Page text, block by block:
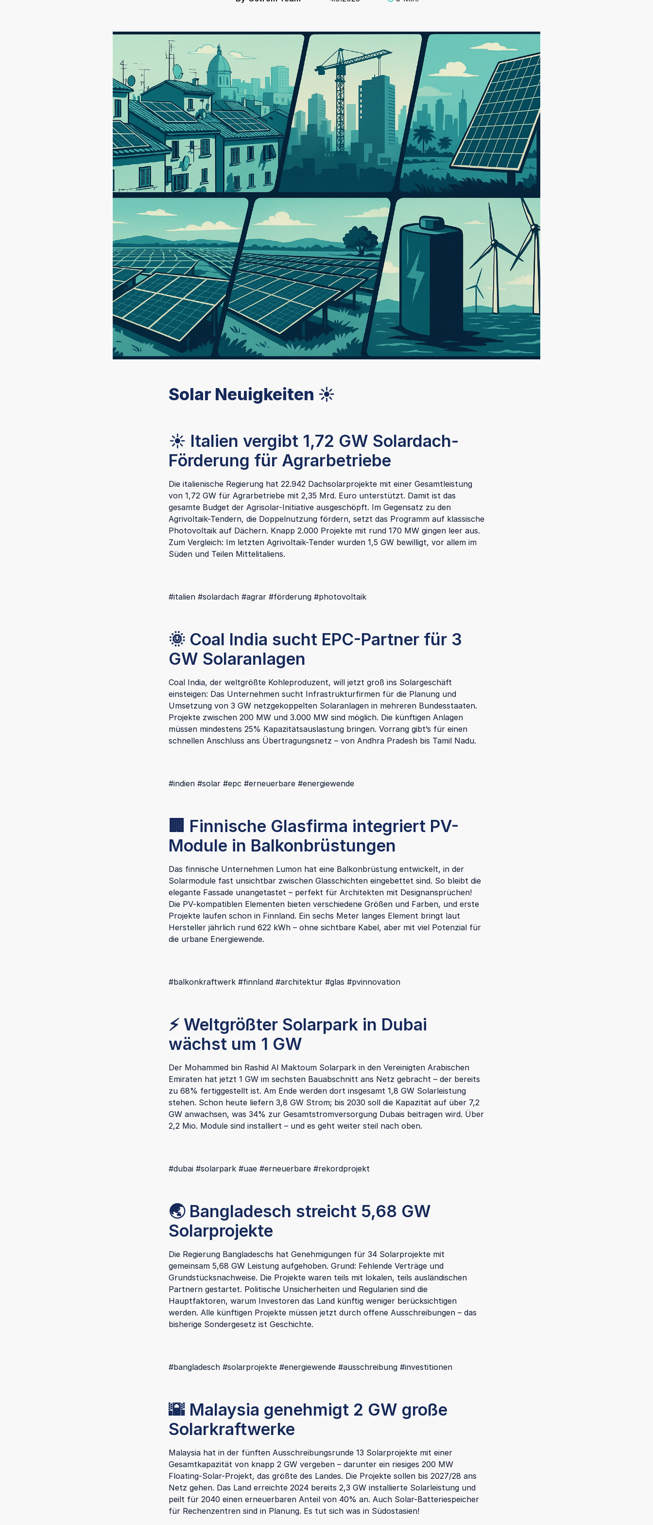
Solar Neuigkeiten ☀️
☀️ Italien vergibt 1,72 GW Solardach-
Förderung für Agrarbetriebe
Die italienische Regierung hat 22.942 Dachsolarprojekte mit einer Gesamtleistung
von 1,72 GW für Agrarbetriebe mit 2,35 Mrd. Euro unterstützt. Damit ist das
gesamte Budget der Agrisolar-Initiative ausgeschöpft. Im Gegensatz zu den
Agrivoltaik-Tendern, die Doppelnutzung fördern, setzt das Programm auf klassische
Photovoltaik auf Dächern. Knapp 2.000 Projekte mit rund 170 MW gingen leer aus.
Zum Vergleich: Im letzten Agrivoltaik-Tender wurden 1,5 GW bewilligt, vor allem im
Süden und Teilen Mittelitaliens.
#italien #solardach #agrar #förderung #photovoltaik
🌞 Coal India sucht EPC-Partner für 3
GW Solaranlagen
Coal India, der weltgrößte Kohleproduzent, will jetzt groß ins Solargeschäft
einsteigen: Das Unternehmen sucht Infrastrukturfirmen für die Planung und
Umsetzung von 3 GW netzgekoppelten Solaranlagen in mehreren Bundesstaaten.
Projekte zwischen 200 MW und 3.000 MW sind möglich. Die künftigen Anlagen
müssen mindestens 25% Kapazitätsauslastung bringen. Vorrang gibt’s für einen
schnellen Anschluss ans Übertragungsnetz – von Andhra Pradesh bis Tamil Nadu.
#indien #solar #epc #erneuerbare #energiewende
🏢 Finnische Glasfirma integriert PV-
Module in Balkonbrüstungen
Das finnische Unternehmen Lumon hat eine Balkonbrüstung entwickelt, in der
Solarmodule fast unsichtbar zwischen Glasschichten eingebettet sind. So bleibt die
elegante Fassade unangetastet – perfekt für Architekten mit Designansprüchen!
Die PV-kompatiblen Elementen bieten verschiedene Größen und Farben, und erste
Projekte laufen schon in Finnland. Ein sechs Meter langes Element bringt laut
Hersteller jährlich rund 622 kWh – ohne sichtbare Kabel, aber mit viel Potenzial für
die urbane Energiewende.
#balkonkraftwerk #finnland #architektur #glas #pvinnovation
⚡ Weltgrößter Solarpark in Dubai
wächst um 1 GW
Der Mohammed bin Rashid Al Maktoum Solarpark in den Vereinigten Arabischen
Emiraten hat jetzt 1 GW im sechsten Bauabschnitt ans Netz gebracht – der bereits
zu 68% fertiggestellt ist. Am Ende werden dort insgesamt 1,8 GW Solarleistung
stehen. Schon heute liefern 3,8 GW Strom; bis 2030 soll die Kapazität auf über 7,2
GW anwachsen, was 34% zur Gesamtstromversorgung Dubais beitragen wird. Über
2,2 Mio. Module sind installiert – und es geht weiter steil nach oben.
#dubai #solarpark #uae #erneuerbare #rekordprojekt
🌏 Bangladesch streicht 5,68 GW
Solarprojekte
Die Regierung Bangladeschs hat Genehmigungen für 34 Solarprojekte mit
gemeinsam 5,68 GW Leistung aufgehoben. Grund: Fehlende Verträge und
Grundstücksnachweise. Die Projekte waren teils mit lokalen, teils ausländischen
Partnern gestartet. Politische Unsicherheiten und Regularien sind die
Hauptfaktoren, warum Investoren das Land künftig weniger berücksichtigen
werden. Alle künftigen Projekte müssen jetzt durch offene Ausschreibungen – das
bisherige Sondergesetz ist Geschichte.
#bangladesch #solarprojekte #energiewende #ausschreibung #investitionen
🌇 Malaysia genehmigt 2 GW große
Solarkraftwerke
Malaysia hat in der fünften Ausschreibungsrunde 13 Solarprojekte mit einer
Gesamtkapazität von knapp 2 GW vergeben – darunter ein riesiges 200 MW
Floating-Solar-Projekt, das größte des Landes. Die Projekte sollen bis 2027/28 ans
Netz gehen. Das Land erreichte 2024 bereits 2,3 GW installierte Solarleistung und
peilt für 2040 einen erneuerbaren Anteil von 40% an. Auch Solar-Batteriespeicher
für Rechenzentren sind in Planung. Es tut sich was in Südostasien!